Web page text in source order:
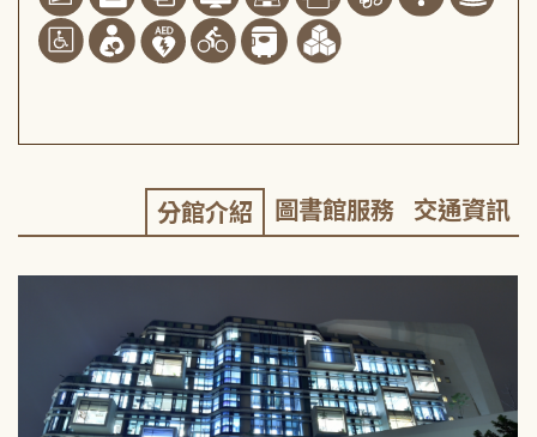
分館介紹 圖書館服務 交通資訊